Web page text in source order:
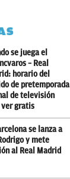
se juega el
– Real
horario del
de pretemporada
de televisión
ver gratis
se lanza a
y mete
al Real Madrid